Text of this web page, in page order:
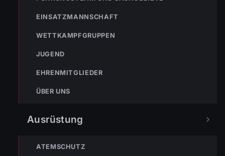
EINSATZMANNSCHAFT
WETTKAMPFGRUPPEN
JUGEND
EHRENMITGLIEDER
ÜBER UNS
Ausrüstung
ATEMSCHUTZ